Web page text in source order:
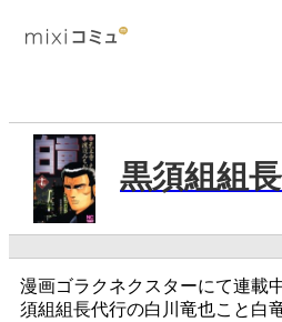
黒須組組
漫画ゴラクネクスターにて連載
須組組長代行の白川竜也こと白